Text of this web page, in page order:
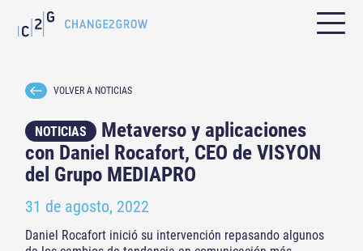
VOLVER A NOTICIAS
NOTICIAS
Metaverso y aplicaciones
con Daniel Rocafort, CEO de VISYON
del Grupo MEDIAPRO
31 de agosto, 2022
Daniel Rocafort inició su intervención repasando algunos